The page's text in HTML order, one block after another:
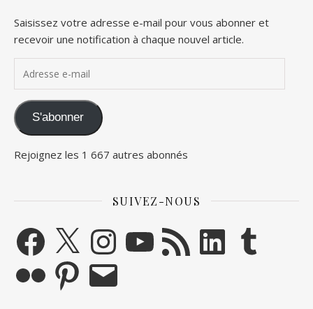
Saisissez votre adresse e-mail pour vous abonner et
recevoir une notification à chaque nouvel article.
S'abonner
Rejoignez les 1 667 autres abonnés
SUIVEZ-NOUS
Facebook
X InstagramYouTubeFlux RSSLinkedIn Tumblr
PinterestE-mail